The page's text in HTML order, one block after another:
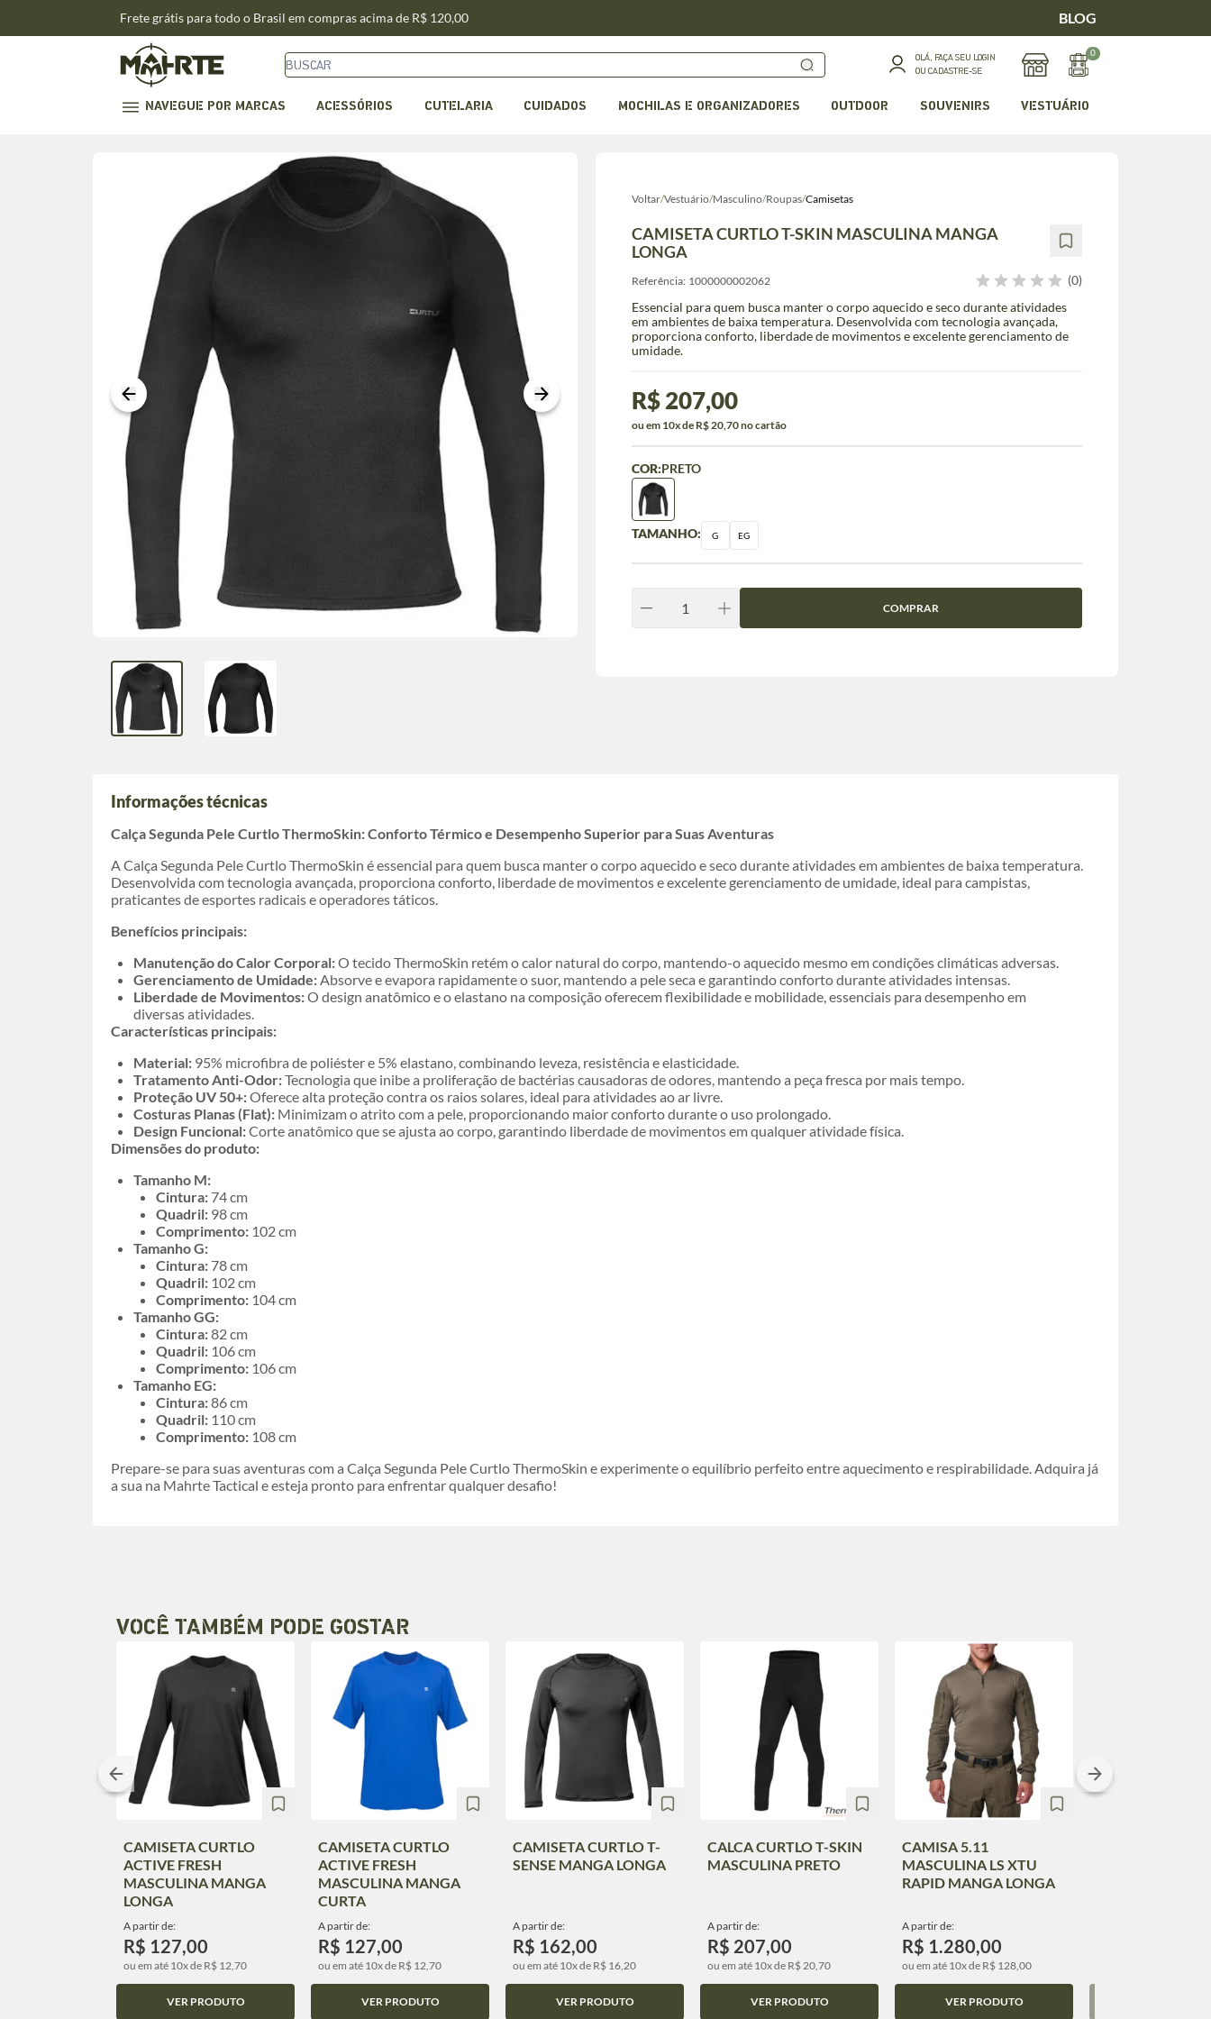
Frete grátis para todo o Brasil em compras acima de R$ 120,00 BLOG
OLÁ, FAÇA SEU LOGIN
OU CADASTRE-SE
0
NAVEGUE POR MARCAS ACESSÓRIOS CUTELARIA CUIDADOS MOCHILAS E ORGANIZADORES OUTDOOR SOUVENIRS VESTUÁRIO
Voltar/Vestuário/Masculino/Roupas/Camisetas
CAMISETA CURTLO T-SKIN MASCULINA MANGA
LONGA
Referência: 1000000002062
(0)
Essencial para quem busca manter o corpo aquecido e seco durante atividades
em ambientes de baixa temperatura. Desenvolvida com tecnologia avançada,
proporciona conforto, liberdade de movimentos e excelente gerenciamento de
umidade.
R$ 207,00
ou em 10x de R$ 20,70 no cartão
TAMANHO: G EG
COR:PRETO
COMPRAR
Informações técnicas
Calça Segunda Pele Curtlo ThermoSkin: Conforto Térmico e Desempenho Superior para Suas Aventuras
A Calça Segunda Pele Curtlo ThermoSkin é essencial para quem busca manter o corpo aquecido e seco durante atividades em ambientes de baixa temperatura.
Desenvolvida com tecnologia avançada, proporciona conforto, liberdade de movimentos e excelente gerenciamento de umidade, ideal para campistas,
praticantes de esportes radicais e operadores táticos.
Benefícios principais:
Manutenção do Calor Corporal:O tecido ThermoSkin retém o calor natural do corpo, mantendo-o aquecido mesmo em condições climáticas adversas.
Gerenciamento de Umidade:Absorve e evapora rapidamente o suor, mantendo a pele seca e garantindo conforto durante atividades intensas.
Liberdade de Movimentos:O design anatômico e o elastano na composição oferecem flexibilidade e mobilidade, essenciais para desempenho em
diversas atividades.
Características principais:
Material: 95% microfibra de poliéster e 5% elastano, combinando leveza, resistência e elasticidade.
Tratamento Anti-Odor:Tecnologia que inibe a proliferação de bactérias causadoras de odores, mantendo a peça fresca por mais tempo.
Proteção UV 50+:Oferece alta proteção contra os raios solares, ideal para atividades ao ar livre.
Costuras Planas (Flat): Minimizam o atrito com a pele, proporcionando maior conforto durante o uso prolongado.
Design Funcional:Corte anatômico que se ajusta ao corpo, garantindo liberdade de movimentos em qualquer atividade física.
Dimensões do produto:
Tamanho M:
Cintura: 74 cm
Quadril: 98 cm
Comprimento: 102 cm
Tamanho G:
Cintura: 78 cm
Quadril: 102 cm
Comprimento: 104 cm
Tamanho GG:
Cintura:82 cm
Quadril: 106 cm
Comprimento: 106 cm
Tamanho EG:
Cintura:86 cm
Quadril: 110 cm
Comprimento: 108 cm
Prepare-se para suas aventuras com a Calça Segunda Pele Curtlo ThermoSkin e experimente o equilíbrio perfeito entre aquecimento e respirabilidade. Adquira já
a sua na Mahrte Tactical e esteja pronto para enfrentar qualquer desafio!
VOCÊ TAMBÉM PODE GOSTAR
CAMISETA CURTLO
ACTIVE FRESH
MASCULINA MANGA
LONGA
A partir de:
R$ 127,00
ou em até 10x de R$ 12,70
VER PRODUTO
CAMISETA CURTLO
ACTIVE FRESH
MASCULINA MANGA
CURTA
A partir de:
R$ 127,00
ou em até 10x de R$ 12,70
VER PRODUTO
CAMISETA CURTLO T-
SENSE MANGA LONGA
A partir de:
R$ 162,00
ou em até 10x de R$ 16,20
VER PRODUTO
CALCA CURTLO T-SKIN
MASCULINA PRETO
A partir de:
R$ 207,00
ou em até 10x de R$ 20,70
VER PRODUTO
CAMISA 5.11
MASCULINA LS XTU
RAPID MANGA LONGA
A partir de:
R$ 1.280,00
ou em até 10x de R$ 128,00
VER PRODUTO